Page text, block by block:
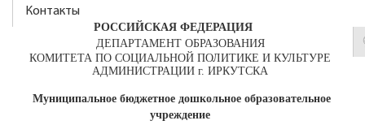
Контакты
РОССИЙСКАЯ ФЕДЕРАЦИЯ
ДЕПАРТАМЕНТ ОБРАЗОВАНИЯ
КОМИТЕТА ПО СОЦИАЛЬНОЙ ПОЛИТИКЕ И КУЛЬТУРЕ
АДМИНИСТРАЦИИ г. ИРКУТСКА
Муниципальное бюджетное дошкольное образовательное
учреждение